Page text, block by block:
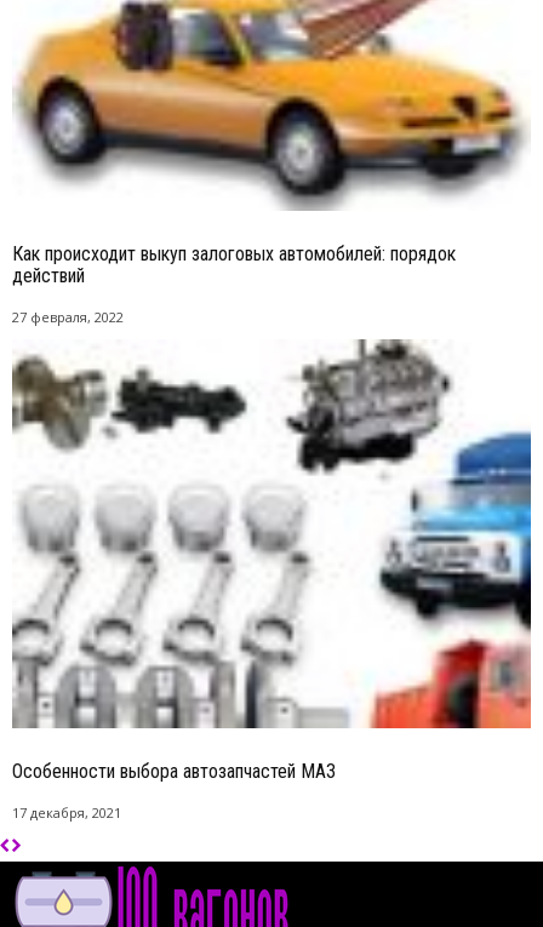
Как происходит выкуп залоговых автомобилей: порядок
действий
27 февраля, 2022
Особенности выбора автозапчастей МАЗ
17 декабря, 2021